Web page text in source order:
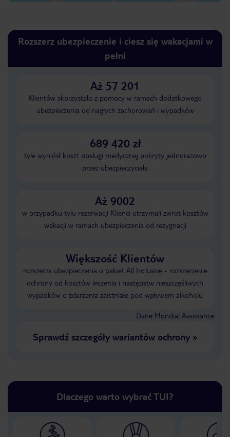
Rozszerz ubezpieczenie i ciesz się wakacjami w
pełni
Aż 57 201
Klientów skorzystało z pomocy w ramach dodatkowego
ubezpieczenia od nagłych zachorowań i wypadków
689 420 zł
tyle wyniósł koszt obsługi medycznej pokryty jednorazowo
przez ubezpieczyciela
Aż 9002
w przypadku tylu rezerwacji Klienci otrzymali zwrot kosztów
wakacji w ramach ubezpieczenia od rezygnacji
Większość Klientów
rozszerza ubezpieczenia o pakiet All Inclusive - rozszerzenie
ochrony od kosztów leczenia i następstw nieszczęśliwych
wypadków o zdarzenia zaistniałe pod wpływem alkoholu
Dane Mondial Assistance
Sprawdź szczegóły wariantów ochrony»
Dlaczego warto wybrać TUI?